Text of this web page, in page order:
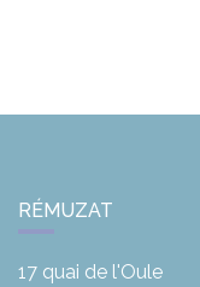
RÉMUZAT
17 quai de l'Oule